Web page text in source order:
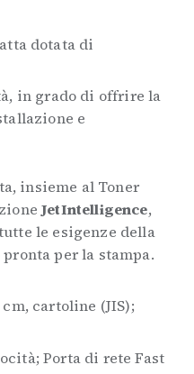
dotata di
in grado di offrire la
e
insieme al Toner
JetIntelligence,
le esigenze della
per la stampa.
cm, cartoline (JIS);
Porta di rete Fast